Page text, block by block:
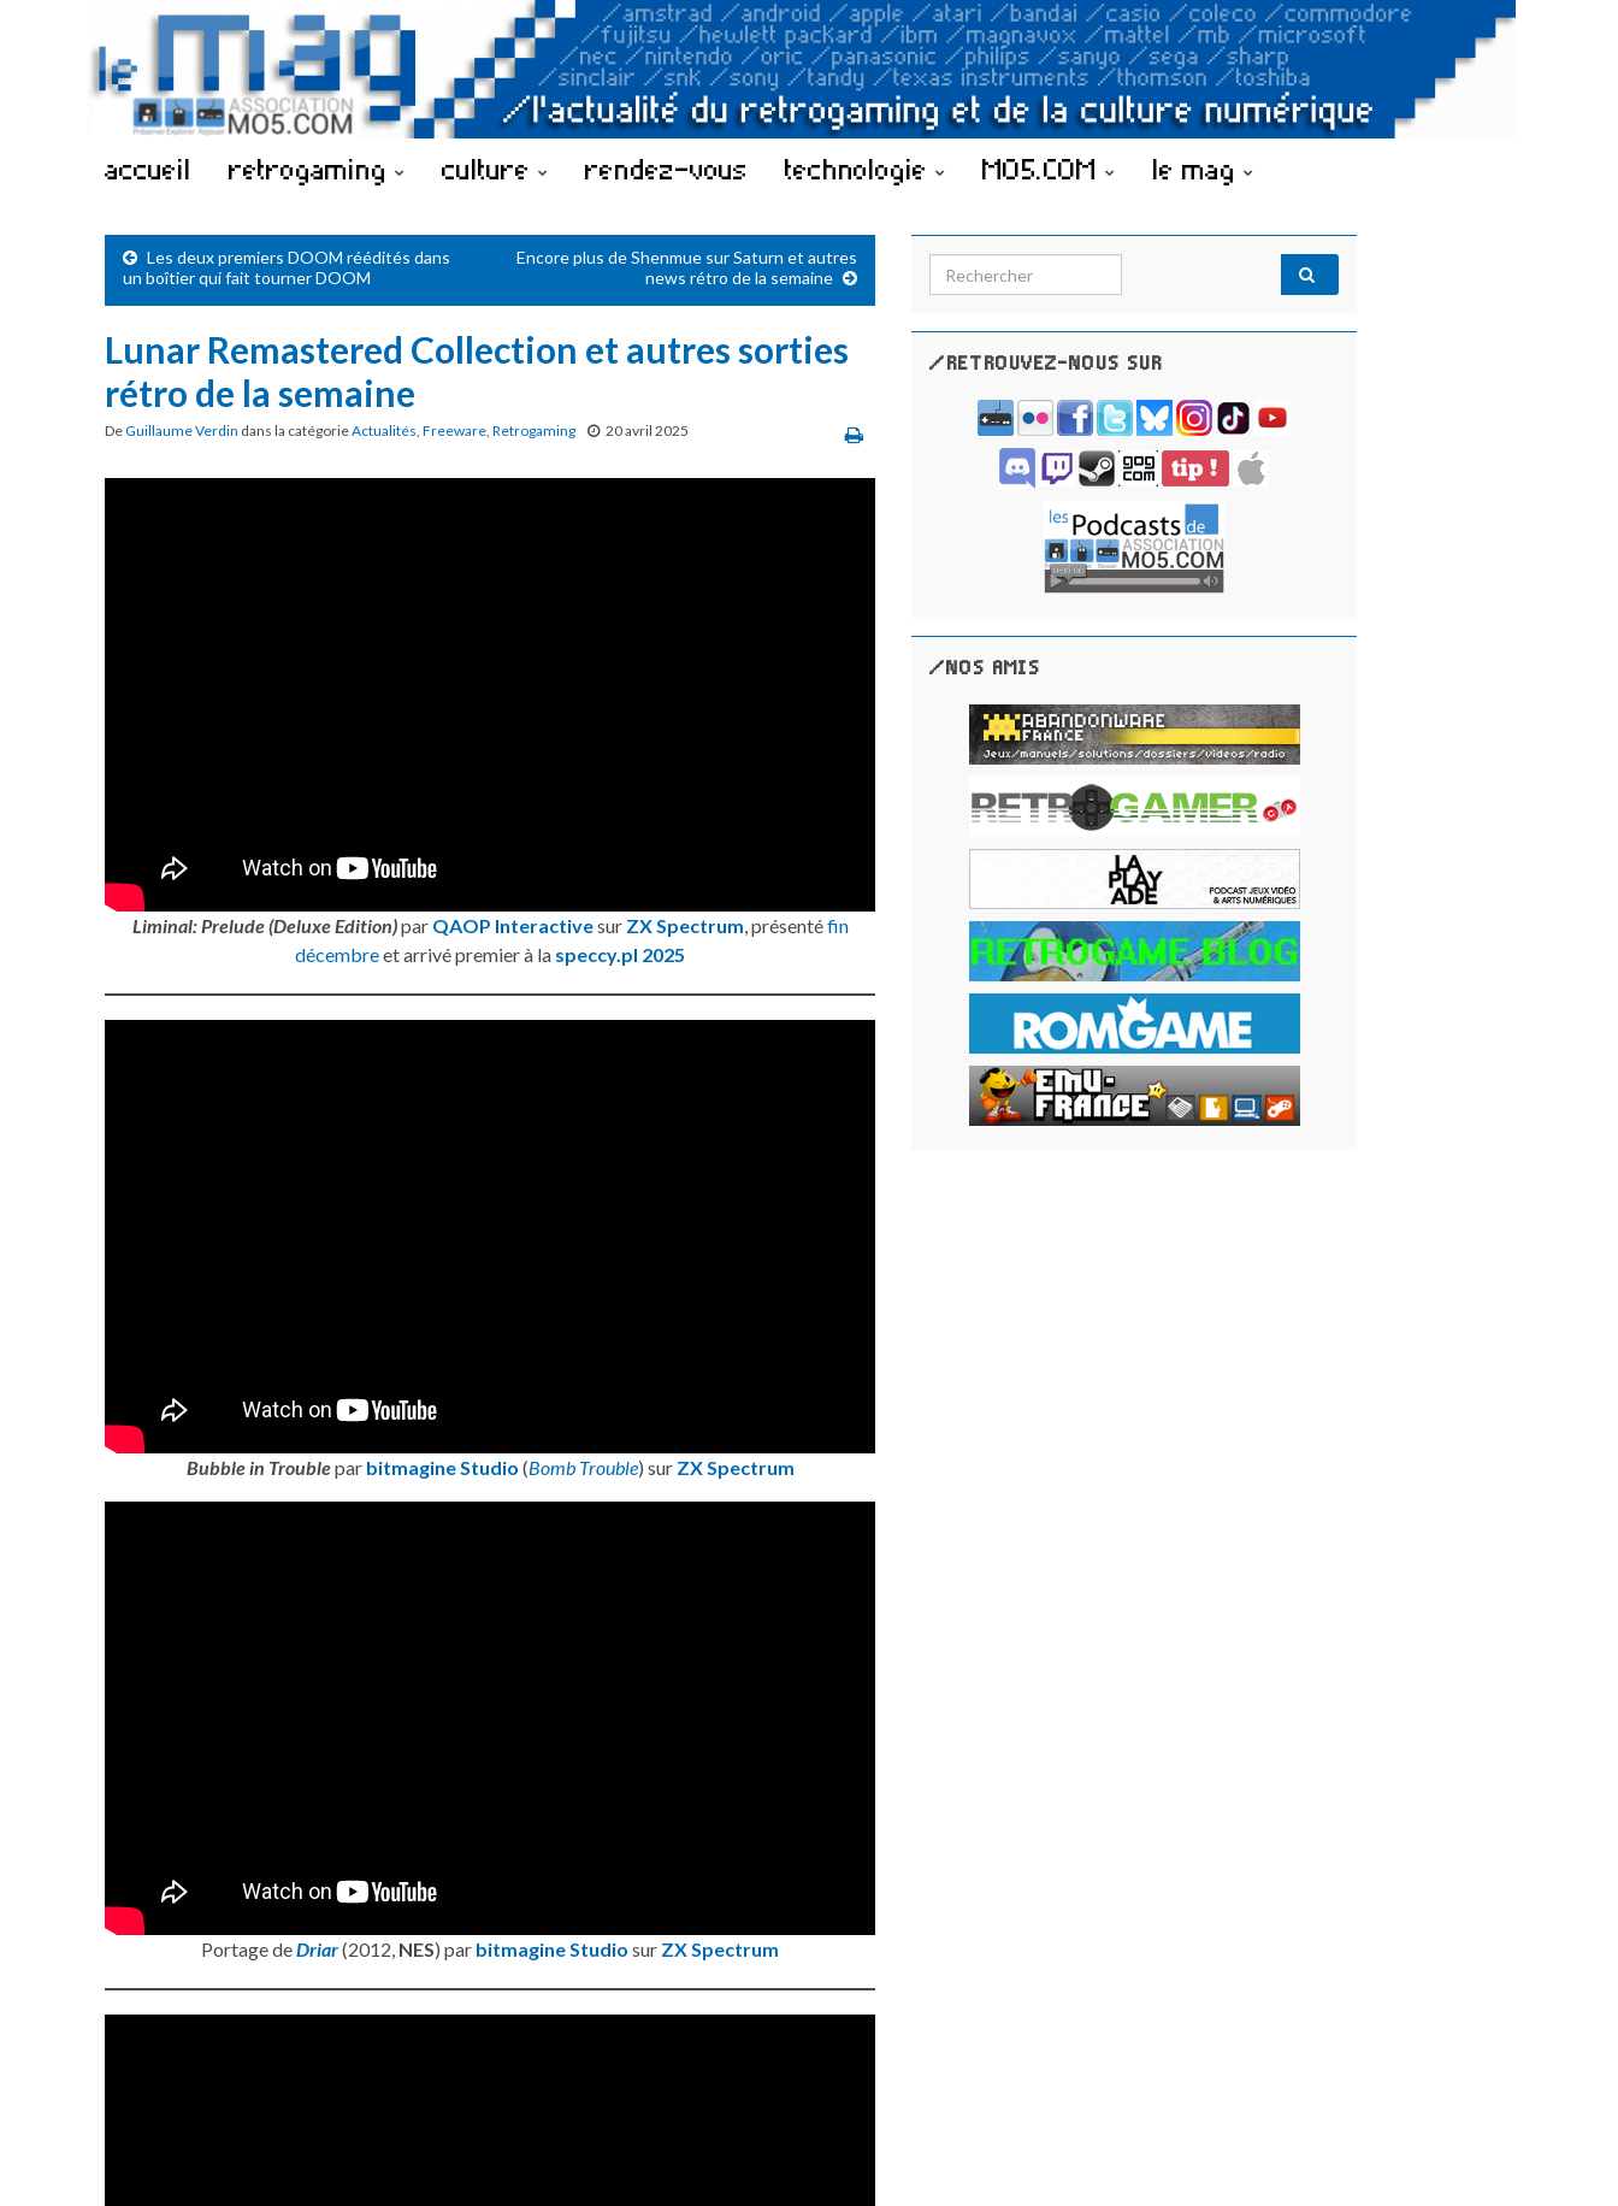
accueil retrogaming culture rendez-vous technologie MO5.COM le mag
Les deux premiers DOOM réédités dans
un boîtier qui fait tourner DOOM
Encore plus de Shenmue sur Saturn et autres
news rétro de la semaine
Lunar Remastered Collection et autres sorties
rétro de la semaine
DeGuillaume Verdin dans la catégorieActualités, Freeware, Retrogaming 20 avril 2025
Liminal: Prelude (Deluxe Edition)par QAOP Interactivesur ZX Spectrum, présentéfin
décembreet arrivé premier à la speccy.pl 2025
Bubble in Troublepar bitmagine Studio (Bomb Trouble) sur ZX Spectrum
Portage deDriar(2012, NES) par bitmagine Studio sur ZX Spectrum
Search for:
/RETROUVEZ-NOUS SUR
/NOS AMIS